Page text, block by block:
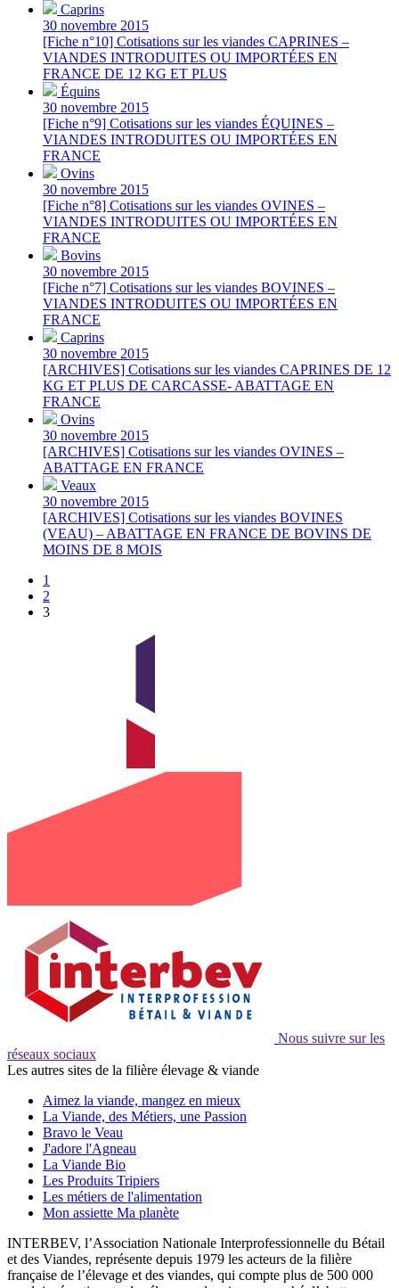
Caprins
30 novembre 2015
[Fiche n°10] Cotisations sur les viandes CAPRINES –
VIANDES INTRODUITES OU IMPORTÉES EN
FRANCE DE 12 KG ET PLUS
Équins
30 novembre 2015
[Fiche n°9] Cotisations sur les viandes ÉQUINES –
VIANDES INTRODUITES OU IMPORTÉES EN
FRANCE
Ovins
30 novembre 2015
[Fiche n°8] Cotisations sur les viandes OVINES –
VIANDES INTRODUITES OU IMPORTÉES EN
FRANCE
Bovins
30 novembre 2015
[Fiche n°7] Cotisations sur les viandes BOVINES –
VIANDES INTRODUITES OU IMPORTÉES EN
FRANCE
Caprins
30 novembre 2015
[ARCHIVES] Cotisations sur les viandes CAPRINES DE 12
KG ET PLUS DE CARCASSE- ABATTAGE EN
FRANCE
Ovins
30 novembre 2015
[ARCHIVES] Cotisations sur les viandes OVINES –
ABATTAGE EN FRANCE
Veaux
30 novembre 2015
[ARCHIVES] Cotisations sur les viandes BOVINES
(VEAU) – ABATTAGE EN FRANCE DE BOVINS DE
MOINS DE 8 MOIS
1
2
3
Nous suivre sur les
réseaux sociaux
Les autres sites de la filière élevage & viande
Aimez la viande, mangez en mieux
La Viande, des Métiers, une Passion
Bravo le Veau
J'adore l'Agneau
La Viande Bio
Les Produits Tripiers
Les métiers de l'alimentation
Mon assiette Ma planète
INTERBEV, l’Association Nationale Interprofessionnelle du Bétail
et des Viandes, représente depuis 1979 les acteurs de la filière
française de l’élevage et des viandes, qui compte plus de 500 000